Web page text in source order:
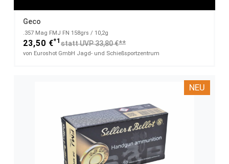
Geco
.357 Mag FMJ FN 158grs / 10,2g
23,50 €*1 statt UVP 33,80 €**
von Euroshot GmbH Jagd- und Schießsportzentrum
NEU